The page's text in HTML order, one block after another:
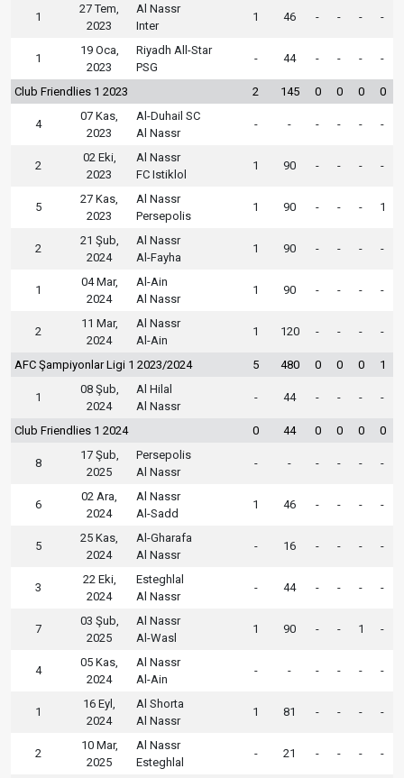
1
27 Tem,
2023
Al Nassr
Inter
1 46 - - - -
1
19 Oca,
2023
Riyadh All-Star
PSG
- 44 - - - -
Club Friendlies 1 2023 2 145 0 0 0 0
4
07 Kas,
2023
Al-Duhail SC
Al Nassr
- - - - - -
2
02 Eki,
2023
Al Nassr
FC Istiklol
1 90 - - - -
5
27 Kas,
2023
Al Nassr
Persepolis
1 90 - - - 1
2
21 Şub,
2024
Al Nassr
Al-Fayha
1 90 - - - -
1
04 Mar,
2024
Al-Ain
Al Nassr
1 90 - - - -
2
11 Mar,
2024
Al Nassr
Al-Ain
1 120 - - - -
AFC Şampiyonlar Ligi 1 2023/2024 5 480 0 0 0 1
1
08 Şub,
2024
Al Hilal
Al Nassr
- 44 - - - -
Club Friendlies 1 2024 0 44 0 0 0 0
8
17 Şub,
2025
Persepolis
Al Nassr
- - - - - -
6
02 Ara,
2024
Al Nassr
Al-Sadd
1 46 - - - -
5
25 Kas,
2024
Al-Gharafa
Al Nassr
- 16 - - - -
3
22 Eki,
2024
Esteghlal
Al Nassr
- 44 - - - -
7
03 Şub,
2025
Al Nassr
Al-Wasl
1 90 - - 1 -
4
05 Kas,
2024
Al Nassr
Al-Ain
- - - - - -
1
16 Eyl,
2024
Al Shorta
Al Nassr
1 81 - - - -
2
10 Mar,
2025
Al Nassr
Esteghlal
- 21 - - - -